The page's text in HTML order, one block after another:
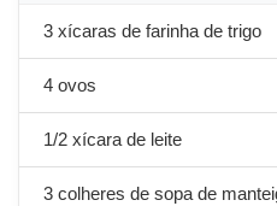
3 xícaras de farinha de trigo
4 ovos
1/2 xícara de leite
3 colheres de sopa de